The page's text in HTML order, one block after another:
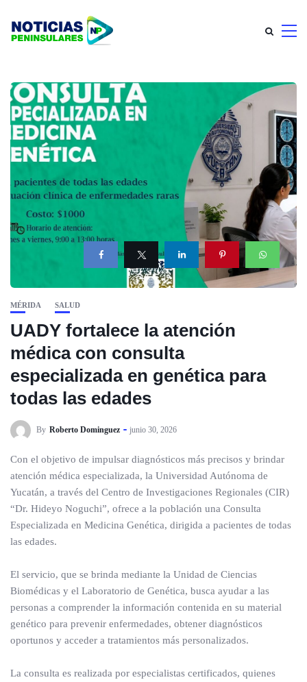
MÉRIDA SALUD
UADY fortalece la atención
médica con consulta
especializada en genética para
todas las edades
By Roberto Dominguez junio 30, 2026
Con el objetivo de impulsar diagnósticos más precisos y brindar
atención médica especializada, la Universidad Autónoma de
Yucatán, a través del Centro de Investigaciones Regionales (CIR)
“Dr. Hideyo Noguchi”, ofrece a la población una Consulta
Especializada en Medicina Genética, dirigida a pacientes de todas
las edades.
El servicio, que se brinda mediante la Unidad de Ciencias
Biomédicas y el Laboratorio de Genética, busca ayudar a las
personas a comprender la información contenida en su material
genético para prevenir enfermedades, obtener diagnósticos
oportunos y acceder a tratamientos más personalizados.
La consulta es realizada por especialistas certificados, quienes